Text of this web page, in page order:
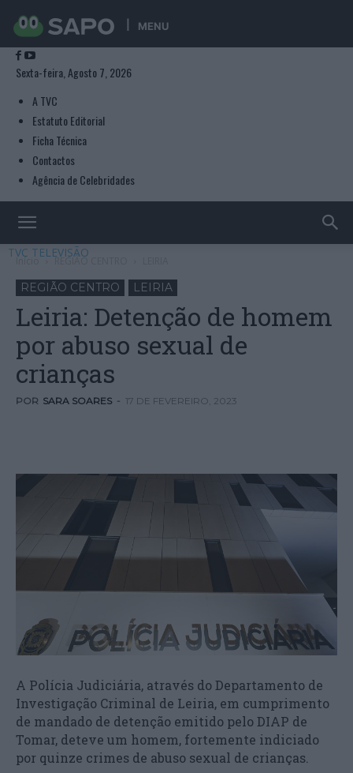
MENU
Sexta-feira, Agosto 7, 2026
A TVC
Estatuto Editorial
Ficha Técnica
Contactos
Agência de Celebridades
TVC TELEVISÃO
Início REGIÃO CENTRO
REGIÃO CENTRO LEIRIA
Leiria: Detenção de homem
por abuso sexual de
crianças
POR SARA SOARES - 17 DE FEVEREIRO, 2023
A Polícia Judiciária, através do Departamento de
Investigação Criminal de Leiria, em cumprimento
de mandado de detenção emitido pelo DIAP de
Tomar, deteve um homem, fortemente indiciado
por quinze crimes de abuso sexual de crianças.